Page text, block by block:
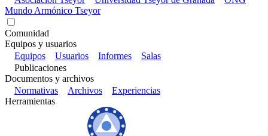
Mundo Armónico Tseyor
Comunidad
Equipos y usuarios
Equipos
Usuarios Informes
Salas
Publicaciones
Documentos y archivos
Normativas
Archivos
Experiencias
Herramientas